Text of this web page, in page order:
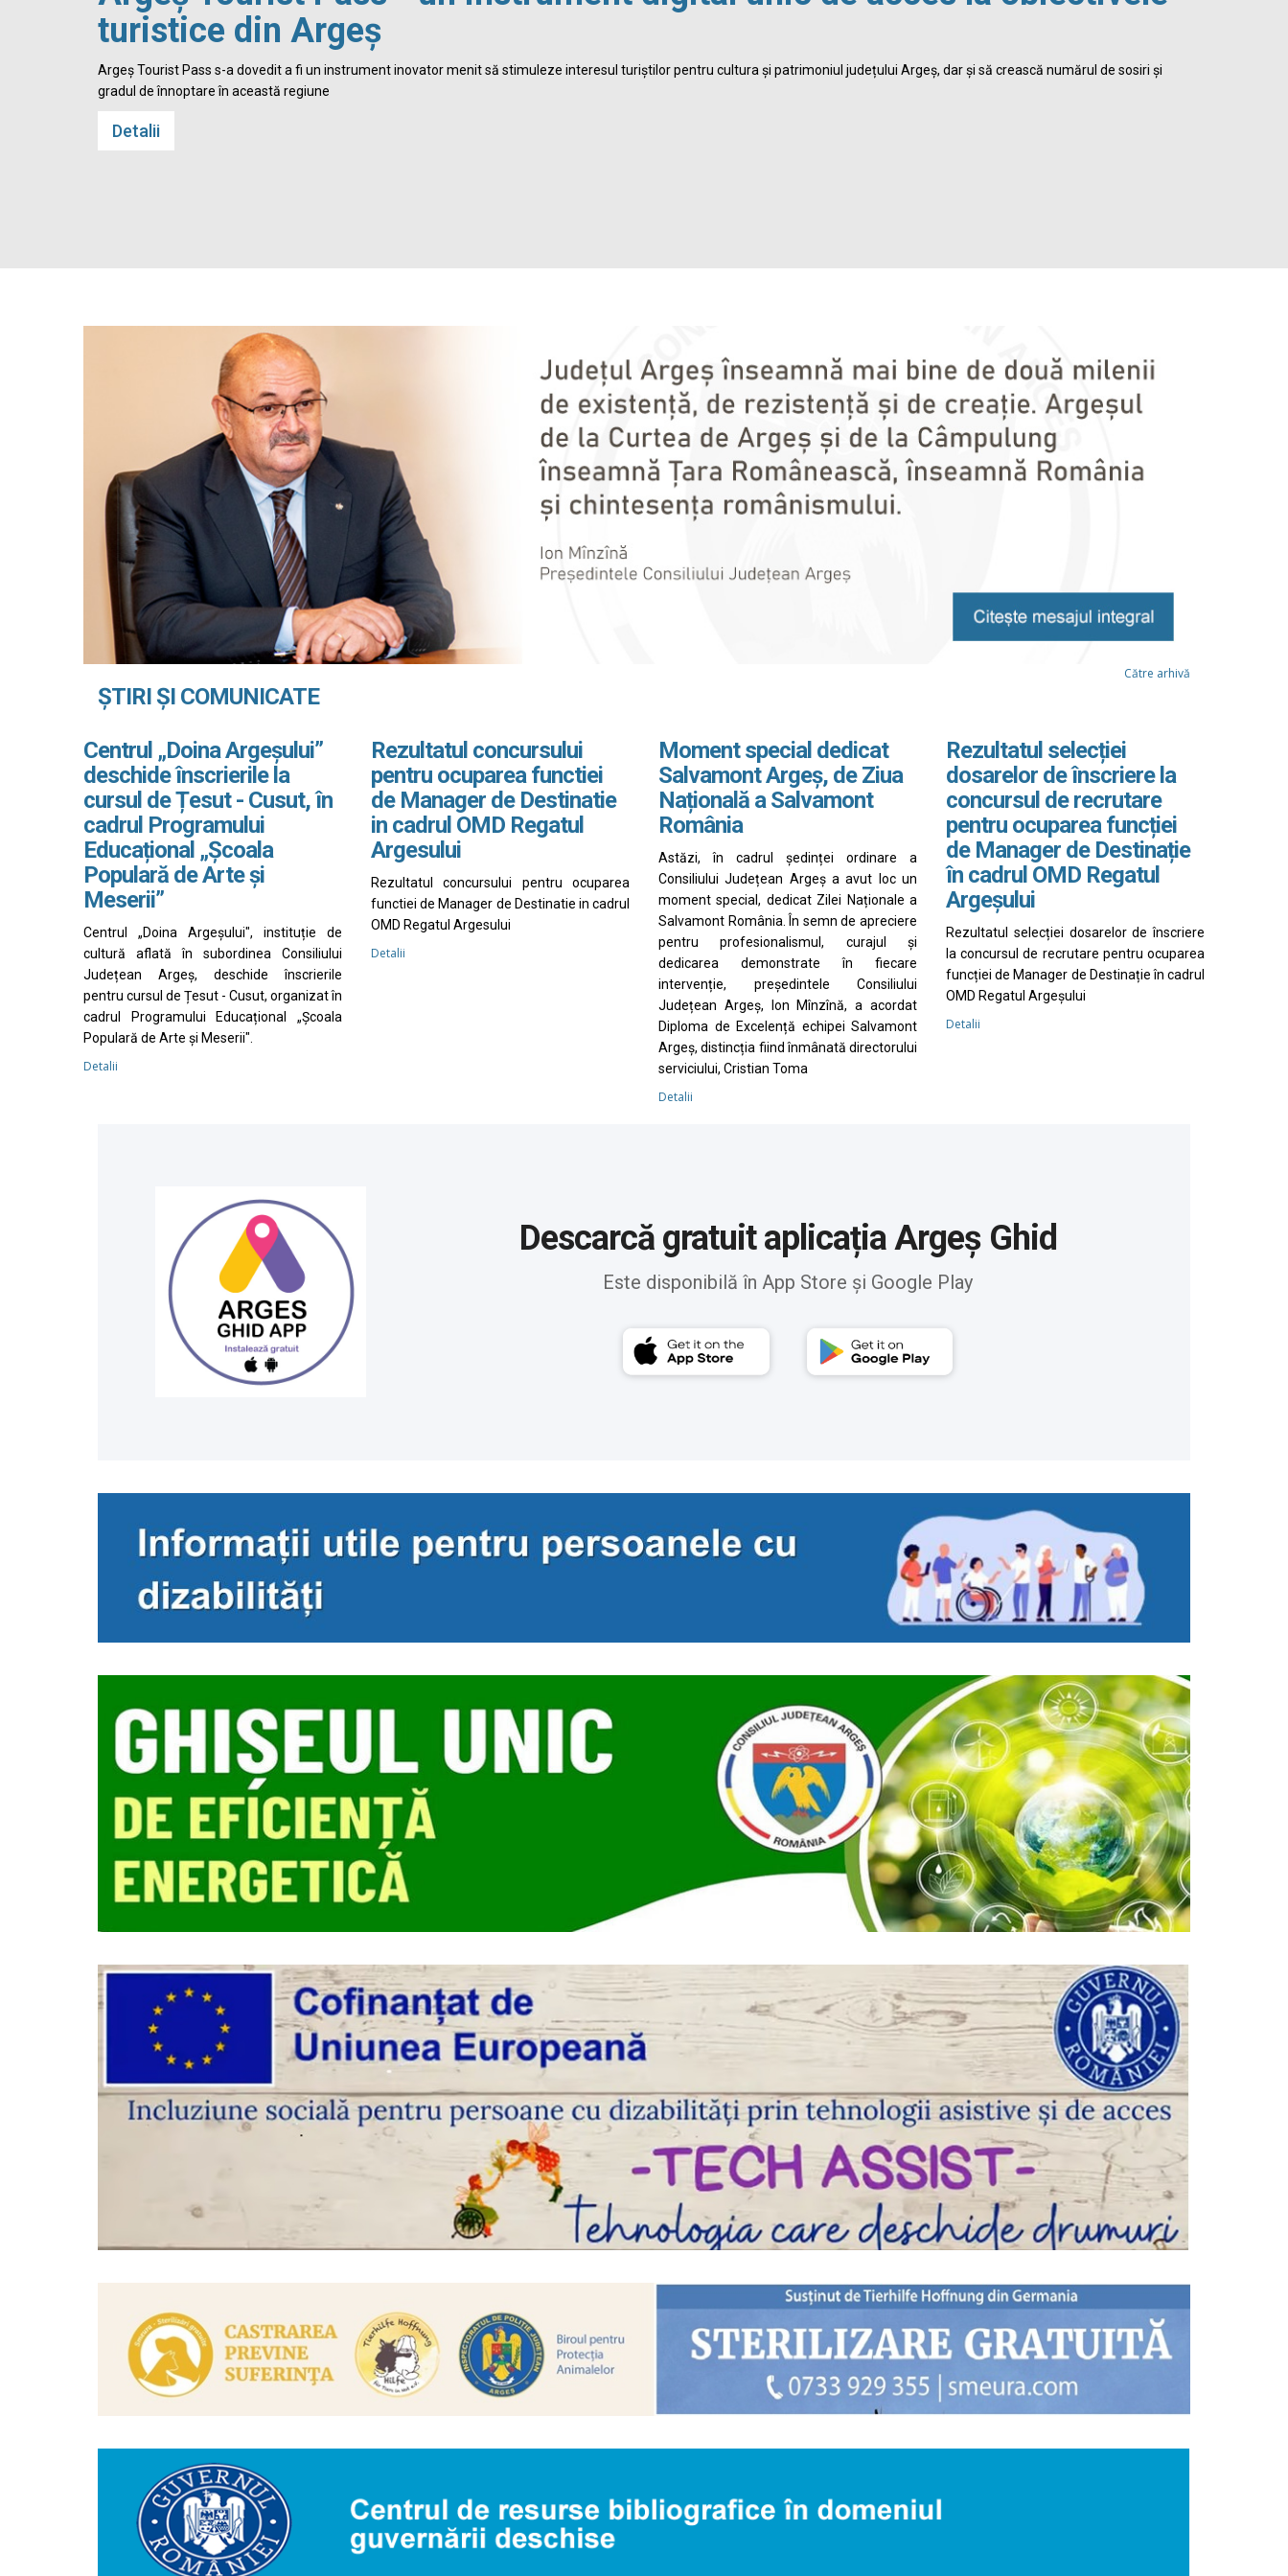
turistice din Argeș
Argeș Tourist Pass s-a dovedit a fi un instrument inovator menit să stimuleze interesul turiștilor pentru cultura și patrimoniul județului Argeș, dar și să crească numărul de sosiri și
gradul de înnoptare în această regiune
Detalii
ȘTIRI ȘI COMUNICATE
Către arhivă
Centrul „Doina Argeșului”
deschide înscrierile la
cursul de Țesut - Cusut, în
cadrul Programului
Educațional „Școala
Populară de Arte și
Meserii”
Centrul „Doina Argeșului", instituție de
cultură aflată în subordinea Consiliului
Județean Argeș, deschide înscrierile
pentru cursul de Țesut - Cusut, organizat în
cadrul Programului Educațional „Școala
Populară de Arte și Meserii".
Detalii
Rezultatul concursului
pentru ocuparea functiei
de Manager de Destinatie
in cadrul OMD Regatul
Argesului
Rezultatul concursului pentru ocuparea
functiei de Manager de Destinatie in cadrul
OMD Regatul Argesului
Detalii
Moment special dedicat
Salvamont Argeș, de Ziua
Națională a Salvamont
România
Astăzi, în cadrul ședinței ordinare a
Consiliului Județean Argeș a avut loc un
moment special, dedicat Zilei Naționale a
Salvamont România. În semn de apreciere
pentru profesionalismul, curajul și
dedicarea demonstrate în fiecare
intervenție, președintele Consiliului
Județean Argeș, Ion Mînzînă, a acordat
Diploma de Excelență echipei Salvamont
Argeș, distincția fiind înmânată directorului
serviciului, Cristian Toma
Detalii
Rezultatul selecției
dosarelor de înscriere la
concursul de recrutare
pentru ocuparea funcției
de Manager de Destinație
în cadrul OMD Regatul
Argeșului
Rezultatul selecției dosarelor de înscriere
la concursul de recrutare pentru ocuparea
funcției de Manager de Destinație în cadrul
OMD Regatul Argeșului
Detalii
Descarcă gratuit aplicația Argeș Ghid
Este disponibilă în App Store și Google Play